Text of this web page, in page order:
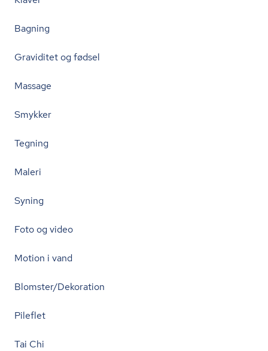
Bagning
Graviditet og fødsel
Massage
Smykker
Tegning
Maleri
Syning
Foto og video
Motion i vand
Blomster/Dekoration
Pileflet
Tai Chi